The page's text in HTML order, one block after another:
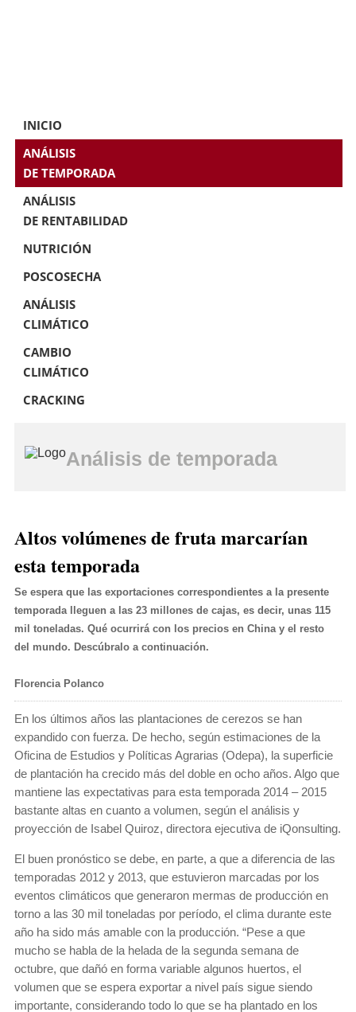
INICIO
ANÁLISIS
DE TEMPORADA
ANÁLISIS
DE RENTABILIDAD
NUTRICIÓN
POSCOSECHA
ANÁLISIS
CLIMÁTICO
CAMBIO
CLIMÁTICO
CRACKING
Análisis de temporada
Altos volúmenes de fruta marcarían
esta temporada
Se espera que las exportaciones correspondientes a la presente
temporada lleguen a las 23 millones de cajas, es decir, unas 115
mil toneladas. Qué ocurrirá con los precios en China y el resto
del mundo. Descúbralo a continuación.
Florencia Polanco
En los últimos años las plantaciones de cerezos se han
expandido con fuerza. De hecho, según estimaciones de la
Oficina de Estudios y Políticas Agrarias (Odepa), la superficie
de plantación ha crecido más del doble en ocho años. Algo que
mantiene las expectativas para esta temporada 2014 – 2015
bastante altas en cuanto a volumen, según el análisis y
proyección de Isabel Quiroz, directora ejecutiva de iQonsulting.
El buen pronóstico se debe, en parte, a que a diferencia de las
temporadas 2012 y 2013, que estuvieron marcadas por los
eventos climáticos que generaron mermas de producción en
torno a las 30 mil toneladas por período, el clima durante este
año ha sido más amable con la producción. “Pese a que
mucho se habla de la helada de la segunda semana de
octubre, que dañó en forma variable algunos huertos, el
volumen que se espera exportar a nivel país sigue siendo
importante, considerando todo lo que se ha plantado en los